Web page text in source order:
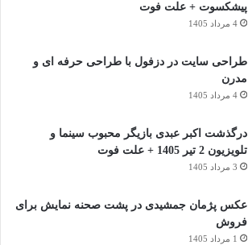
پیشکسوت + علت فوت
4 مرداد 1405
طراحی سایت در دزفول با طراحی حرفه‌ ای و
مدرن
4 مرداد 1405
درگذشت اکبر عبدی بازیگر محبوب سینما و
تلویزیون 2 تیر 1405 + علت فوت
3 مرداد 1405
عکس پژمان جمشیدی در پشت صحنه نمایش برای
فروش
1 مرداد 1405